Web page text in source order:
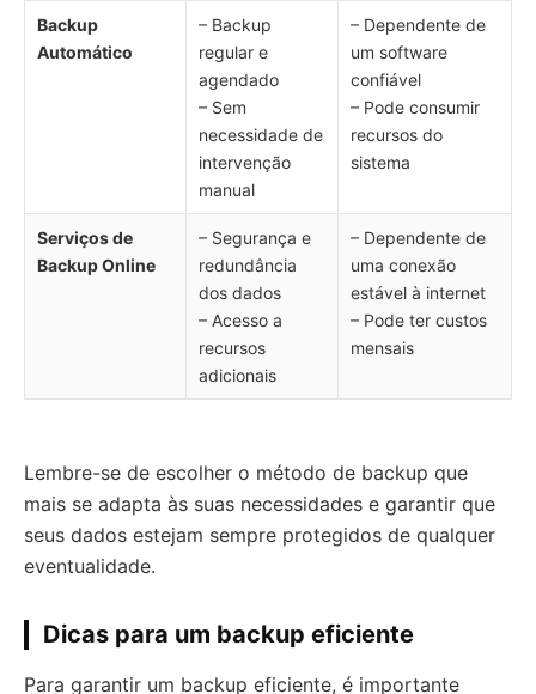
Backup
Automático
– Backup
regular e
agendado
– Sem
necessidade de
intervenção
manual
– Dependente de
um software
confiável
– Pode consumir
recursos do
sistema
Serviços de
Backup Online
– Segurança e
redundância
dos dados
– Acesso a
recursos
adicionais
– Dependente de
uma conexão
estável à internet
– Pode ter custos
mensais
Lembre-se de escolher o método de backup que
mais se adapta às suas necessidades e garantir que
seus dados estejam sempre protegidos de qualquer
eventualidade.
Dicas para um backup eficiente
Para garantir um backup eficiente, é importante